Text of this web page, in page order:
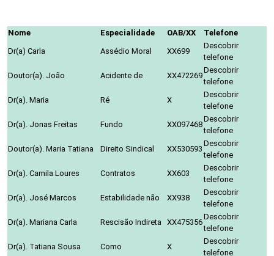
Nome Especialidade OAB/XX
Telefone
Dr(a) Carla
Assédio Moral XX699
Descobrir
telefone
Doutor(a). João
Acidente de XX472269
Descobrir
telefone
Dr(a). Maria
Ré X
Descobrir
telefone
Dr(a). Jonas Freitas
Fundo XX097468
Descobrir
telefone
Doutor(a). Maria Tatiana
Direito Sindical XX530593
Descobrir
telefone
Dr(a). Camila Loures
Contratos XX603
Descobrir
telefone
Dr(a). José Marcos
Estabilidade não XX938
Descobrir
telefone
Dr(a). Mariana Carla
Rescisão Indireta XX475356
Descobrir
telefone
Dr(a). Tatiana Sousa
Como X
Descobrir
telefone